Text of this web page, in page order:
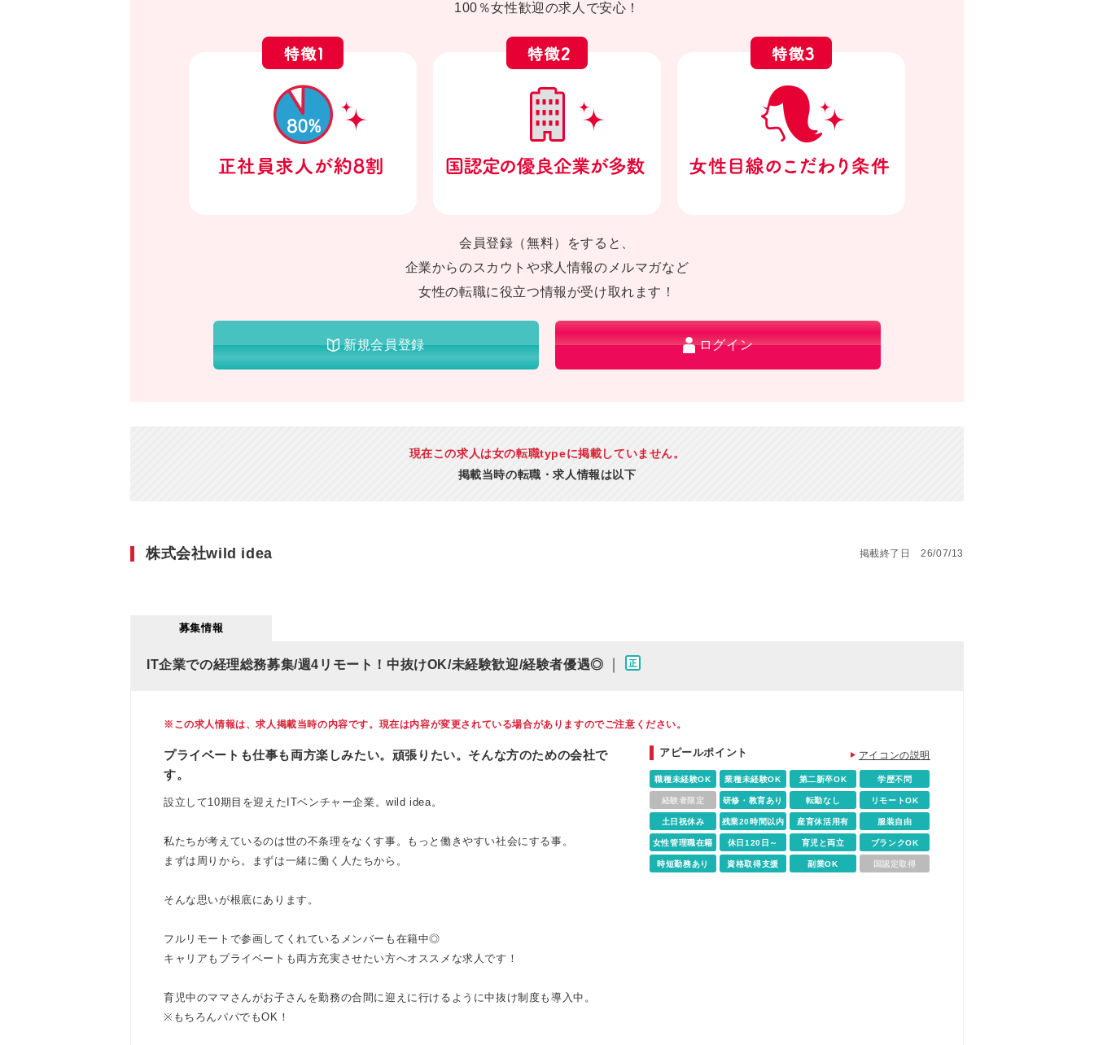
100％女性歓迎の求人で安心！
会員登録（無料）をすると、
企業からのスカウトや求人情報のメルマガなど
女性の転職に役立つ情報が受け取れます！
新規会員登録 ログイン
現在この求人は女の転職typeに掲載していません。
掲載当時の転職・求人情報は以下
株式会社wild idea 掲載終了日 26/07/13
募集情報
IT企業での経理総務募集/週4リモート！中抜けOK/未経験歓迎/経験者優遇◎
※この求人情報は、求人掲載当時の内容です。現在は内容が変更されている場合がありますのでご注意ください。
プライベートも仕事も両方楽しみたい。頑張りたい。そんな方のための会社で
す。
設立して10期目を迎えたITベンチャー企業。wild idea。
私たちが考えているのは世の不条理をなくす事。もっと働きやすい社会にする事。
まずは周りから。まずは一緒に働く人たちから。
そんな思いが根底にあります。
フルリモートで参画してくれているメンバーも在籍中◎
キャリアもプライベートも両方充実させたい方へオススメな求人です！
育児中のママさんがお子さんを勤務の合間に迎えに行けるように中抜け制度も導入中。
※もちろんパパでもOK！
アピールポイント アイコンの説明
職種未経験OK 業種未経験OK 第二新卒OK 学歴不問
経験者限定 研修・教育あり 転勤なし リモートOK
土日祝休み 残業20時間以内 産育休活用有 服装自由
女性管理職在籍 休日120日～ 育児と両立 ブランクOK
時短勤務あり 資格取得支援 副業OK 国認定取得